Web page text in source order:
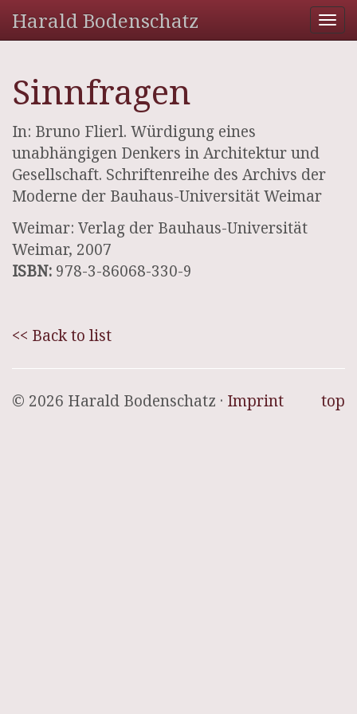
Harald Bodenschatz
Sinnfragen
In: Bruno Flierl. Würdigung eines
unabhängigen Denkers in Architektur und
Gesellschaft. Schriftenreihe des Archivs der
Moderne der Bauhaus-Universität Weimar
Weimar: Verlag der Bauhaus-Universität
Weimar, 2007
ISBN: 978-3-86068-330-9
<< Back to list
top
© 2026 Harald Bodenschatz · Imprint